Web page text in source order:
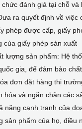
đánh giá tại chỗ
ra quyết định về việc
phép được cấp, giấy
của giấy phép sản xuất
lượng sản phẩm: Hệ
gia, để đảm bảo
đơn đặt hàng thị
hóa và ngăn chặn các
năng cạnh tranh của
sản phẩm của họ, điều